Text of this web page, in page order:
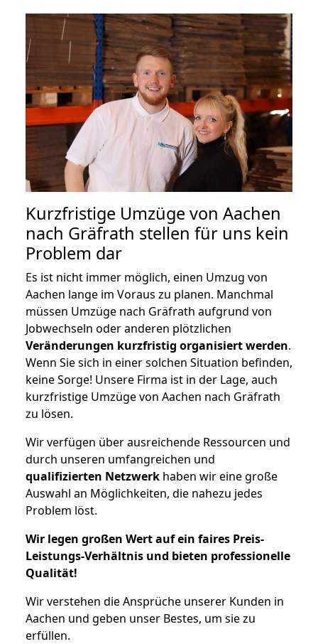
Kurzfristige Umzüge von Aachen
nach Gräfrath stellen für uns kein
Problem dar
Es ist nicht immer möglich, einen Umzug von
Aachen lange im Voraus zu planen. Manchmal
müssen Umzüge nach Gräfrath aufgrund von
Jobwechseln oder anderen plötzlichen
Veränderungen kurzfristig organisiert werden.
Wenn Sie sich in einer solchen Situation befinden,
keine Sorge! Unsere Firma ist in der Lage, auch
kurzfristige Umzüge von Aachen nach Gräfrath
zu lösen.
Wir verfügen über ausreichende Ressourcen und
durch unseren umfangreichen und
qualifizierten Netzwerk haben wir eine große
Auswahl an Möglichkeiten, die nahezu jedes
Problem löst.
Wir legen großen Wert auf ein faires Preis-
Leistungs-Verhältnis und bieten professionelle
Qualität!
Wir verstehen die Ansprüche unserer Kunden in
Aachen und geben unser Bestes, um sie zu
erfüllen.